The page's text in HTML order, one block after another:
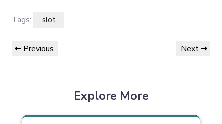
Tags: slot
Post
Previous
Previous
Next
Next
Explore More